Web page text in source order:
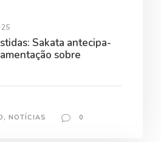
Sakata antecipa-
sobre
, NOTÍCIAS 0